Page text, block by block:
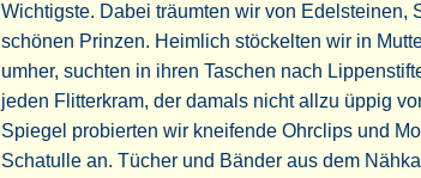
Wichtigste. Dabei träumten wir von Edelsteinen,
schönen Prinzen. Heimlich stöckelten wir in
umher, suchten in ihren Taschen nach
jeden Flitterkram, der damals nicht allzu üppig
Spiegel probierten wir kneifende Ohrclips und
Schatulle an. Tücher und Bänder aus dem